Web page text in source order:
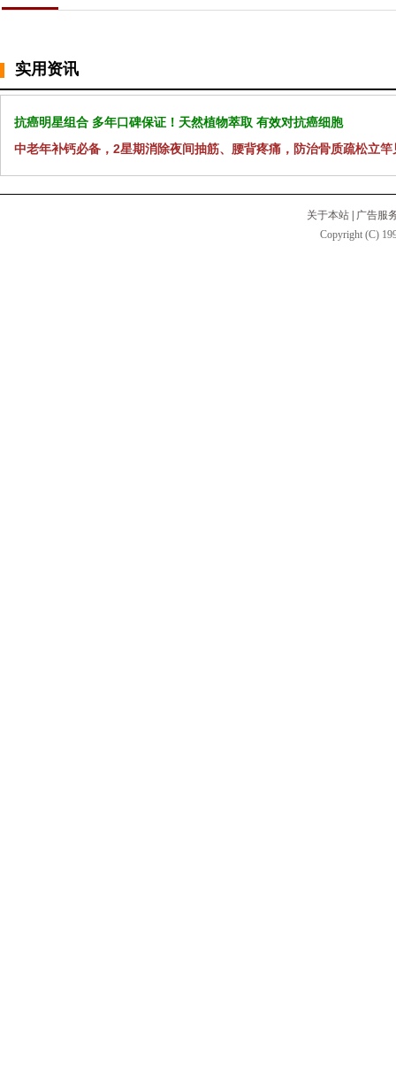
实用资讯
抗癌明星组合 多年口碑保证！天然植物萃取 有效对抗癌细胞
中老年补钙必备，2星期消除夜间抽筋、腰背疼痛，防治骨质疏松立竿
关于本站
广告服
Copyright (C)